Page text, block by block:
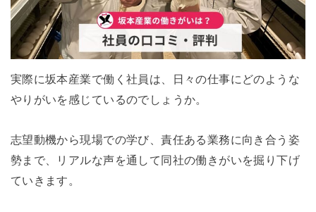
実際に坂本産業で働く社員は、日々の仕事にどのような
やりがいを感じているのでしょうか。
志望動機から現場での学び、責任ある業務に向き合う姿
勢まで、リアルな声を通して同社の働きがいを掘り下げ
ていきます。